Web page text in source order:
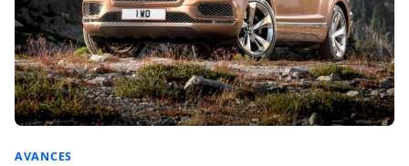
AVANCES